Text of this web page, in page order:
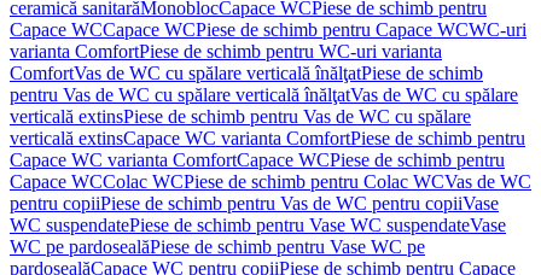
ceramică sanitarăMonoblocCapace WCPiese de schimb pentru
Capace WCCapace WCPiese de schimb pentru Capace WCWC-uri
varianta ComfortPiese de schimb pentru WC-uri varianta
ComfortVas de WC cu spălare verticală înălţatPiese de schimb
pentru Vas de WC cu spălare verticală înălţatVas de WC cu spălare
verticală extinsPiese de schimb pentru Vas de WC cu spălare
verticală extinsCapace WC varianta ComfortPiese de schimb pentru
Capace WC varianta ComfortCapace WCPiese de schimb pentru
Capace WCColac WCPiese de schimb pentru Colac WCVas de WC
pentru copiiPiese de schimb pentru Vas de WC pentru copiiVase
WC suspendatePiese de schimb pentru Vase WC suspendateVase
WC pe pardosealăPiese de schimb pentru Vase WC pe
pardosealăCapace WC pentru copiiPiese de schimb pentru Capace